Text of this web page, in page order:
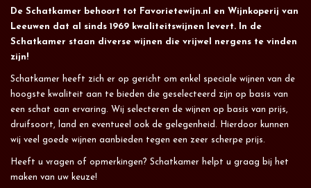
De Schatkamer behoort tot Favorietewijn.nl en Wijnkoperij van
Leeuwen dat al sinds 1969 kwaliteitswijnen levert. In de
Schatkamer staan diverse wijnen die vrijwel nergens te vinden
zijn!
Schatkamer heeft zich er op gericht om enkel speciale wijnen van de
hoogste kwaliteit aan te bieden die geselecteerd zijn op basis van
een schat aan ervaring. Wij selecteren de wijnen op basis van prijs,
druifsoort, land en eventueel ook de gelegenheid. Hierdoor kunnen
wij veel goede wijnen aanbieden tegen een zeer scherpe prijs.
Heeft u vragen of opmerkingen? Schatkamer helpt u graag bij het
maken van uw keuze!